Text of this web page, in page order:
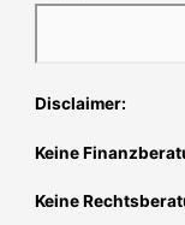
Disclaimer:
Keine
Keine